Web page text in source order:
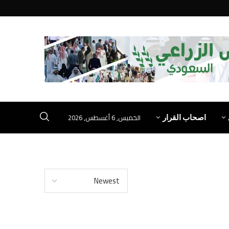
اصحاب القرار الخميس, 6 أغسطس, 2026